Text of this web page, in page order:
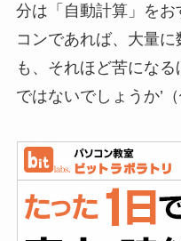
分は「自動計算」を
コンであれば、大量
も、それほど苦にな
ではないでしょうか’